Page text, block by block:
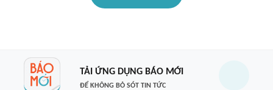
TẢI ỨNG DỤNG BÁO MỚI
ĐỂ KHÔNG BỎ SÓT TIN TỨC